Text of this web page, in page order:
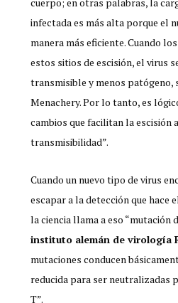
infectada es más alta porque el
manera más eficiente. Cuando
estos sitios de escisión, el virus
transmisible y menos patógeno,
Menachery. Por lo tanto, es
cambios que facilitan la escisión
transmisibilidad”.
Cuando un nuevo tipo de virus
escapar a la detección que hace
la ciencia llama a eso “mutación
instituto alemán de virología
mutaciones conducen
reducida para ser neutralizadas
T”.